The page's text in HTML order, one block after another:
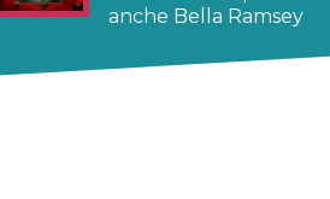
anche Bella Ramsey